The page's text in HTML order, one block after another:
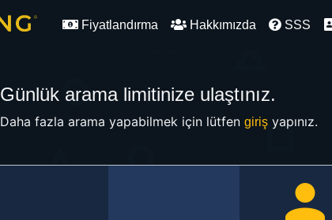
Fiyatlandırma Hakkımızda SSS
Günlük arama limitinize ulaştınız.
Daha fazla arama yapabilmek için lütfen girişyapınız.